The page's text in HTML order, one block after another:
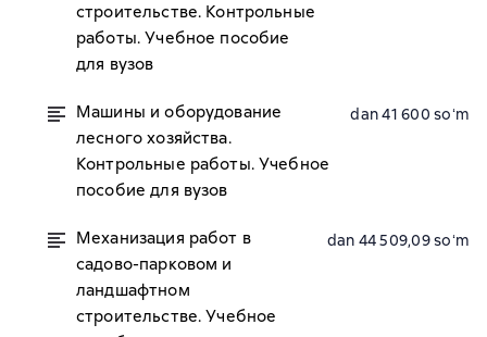
строительстве. Контрольные
работы. Учебное пособие
для вузов
Машины и оборудование
лесного хозяйства.
Контрольные работы. Учебное
пособие для вузов
dan 41 600 soʻm
Механизация работ в
садово-парковом и
ландшафтном
строительстве. Учебное
dan 44 509,09 soʻm